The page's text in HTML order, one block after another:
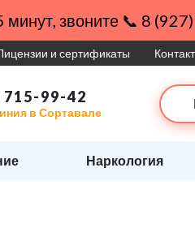
звоните 📞 8
и сертификаты
715-99-42
в Сортавале
Наркология